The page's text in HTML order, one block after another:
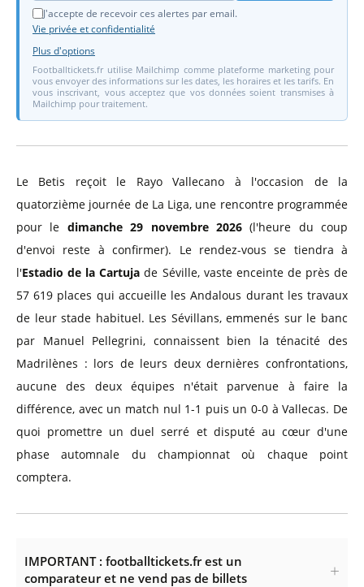
J'accepte de recevoir ces alertes par email.
Vie privée et confidentialité
Plus d'options
Footballtickets.fr utilise Mailchimp comme plateforme marketing pour
vous envoyer des informations sur les dates, les horaires et les tarifs. En
vous inscrivant, vous acceptez que vos données soient transmises à
Mailchimp pour traitement.
Le Betis reçoit le Rayo Vallecano à l'occasion de la
quatorzième journée de La Liga, une rencontre programmée
pour le dimanche 29 novembre 2026(l'heure du coup
d'envoi reste à confirmer). Le rendez-vous se tiendra à
l'Estadio de la Cartuja de Séville, vaste enceinte de près de
57 619 places qui accueille les Andalous durant les travaux
de leur stade habituel. Les Sévillans, emmenés sur le banc
par Manuel Pellegrini, connaissent bien la ténacité des
Madrilènes : lors de leurs deux dernières confrontations,
aucune des deux équipes n'était parvenue à faire la
différence, avec un match nul 1-1 puis un 0-0 à Vallecas. De
quoi promettre un duel serré et disputé au cœur d'une
phase automnale du championnat où chaque point
comptera.
IMPORTANT : footballtickets.fr est un
comparateur et ne vend pas de billets